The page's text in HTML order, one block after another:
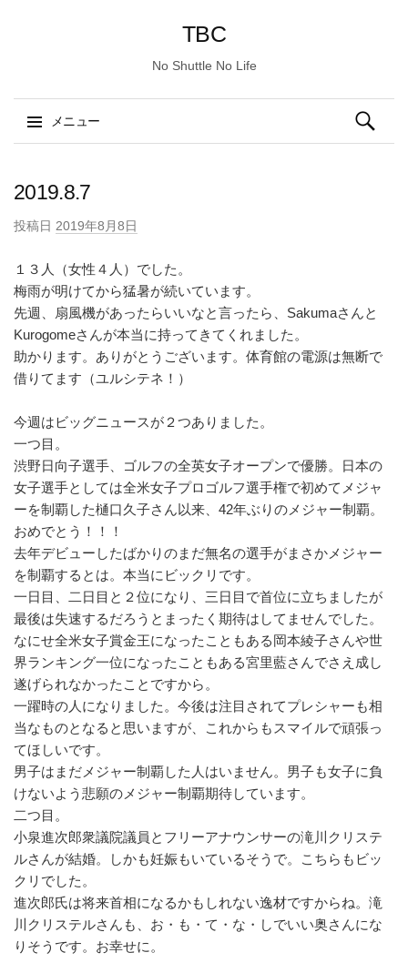
TBC
No Shuttle No Life
メニュー
ン
ン
へ
ス
キ
ッ
プ
検
索:
2019.8.7
投稿日 2019年8月8日
１３人（女性４人）でした。
梅雨が明けてから猛暑が続いています。
先週、扇風機があったらいいなと言ったら、Sakumaさんと
Kurogomeさんが本当に持ってきてくれました。
助かります。ありがとうございます。体育館の電源は無断で
借りてます（ユルシテネ！）
今週はビッグニュースが２つありました。
一つ目。
渋野日向子選手、ゴルフの全英女子オープンで優勝。日本の
女子選手としては全米女子プロゴルフ選手権で初めてメジャ
ーを制覇した樋口久子さん以来、42年ぶりのメジャー制覇。
おめでとう！！！
去年デビューしたばかりのまだ無名の選手がまさかメジャー
を制覇するとは。本当にビックリです。
一日目、二日目と２位になり、三日目で首位に立ちましたが
最後は失速するだろうとまったく期待はしてませんでした。
なにせ全米女子賞金王になったこともある岡本綾子さんや世
界ランキング一位になったこともある宮里藍さんでさえ成し
遂げられなかったことですから。
一躍時の人になりました。今後は注目されてプレシャーも相
当なものとなると思いますが、これからもスマイルで頑張っ
てほしいです。
男子はまだメジャー制覇した人はいません。男子も女子に負
けないよう悲願のメジャー制覇期待しています。
二つ目。
小泉進次郎衆議院議員とフリーアナウンサーの滝川クリステ
ルさんが結婚。しかも妊娠もいているそうで。こちらもビッ
クリでした。
進次郎氏は将来首相になるかもしれない逸材ですからね。滝
川クリステルさんも、お・も・て・な・しでいい奥さんにな
りそうです。お幸せに。